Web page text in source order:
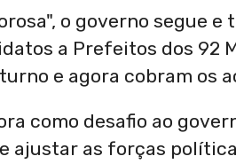
o governo segue
a Prefeitos dos 92
e agora cobram os
como desafio ao
ajustar as forças